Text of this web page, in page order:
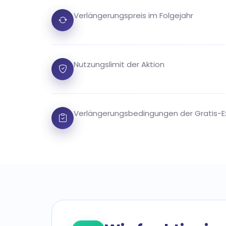
Verlängerungspreis im Folgejahr
Nutzungslimit der Aktion
Verlängerungsbedingungen der Gratis-